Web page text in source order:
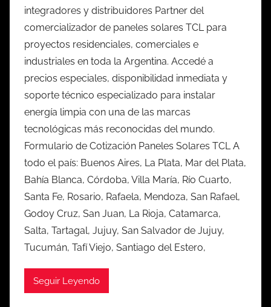
integradores y distribuidores Partner del
comercializador de paneles solares TCL para
proyectos residenciales, comerciales e
industriales en toda la Argentina. Accedé a
precios especiales, disponibilidad inmediata y
soporte técnico especializado para instalar
energía limpia con una de las marcas
tecnológicas más reconocidas del mundo.
Formulario de Cotización Paneles Solares TCL A
todo el país: Buenos Aires, La Plata, Mar del Plata,
Bahía Blanca, Córdoba, Villa María, Río Cuarto,
Santa Fe, Rosario, Rafaela, Mendoza, San Rafael,
Godoy Cruz, San Juan, La Rioja, Catamarca,
Salta, Tartagal, Jujuy, San Salvador de Jujuy,
Tucumán, Tafí Viejo, Santiago del Estero,
Seguir Leyendo